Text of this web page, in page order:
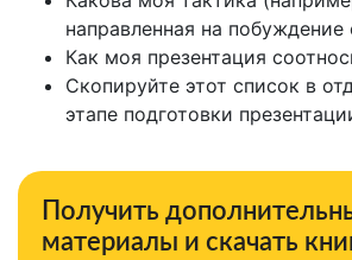
направленная на
Как моя презентация
Скопируйте этот список в
этапе подготовки
Получить
материалы и скачать